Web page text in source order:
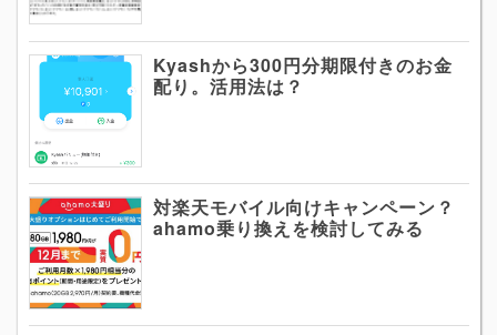
Kyashから300円分期限付きのお金
配り。活用法は？
対楽天モバイル向けキャンペーン？
ahamo乗り換えを検討してみる